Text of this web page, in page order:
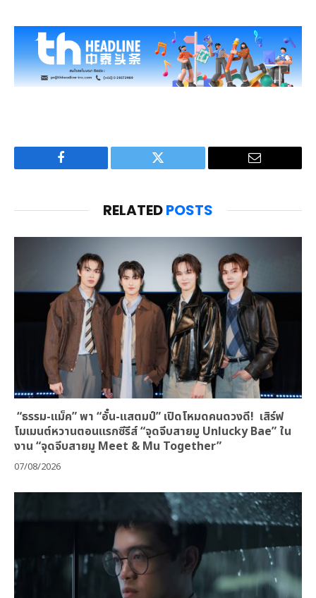
Facebook Twitter Email
RELATEDPOSTS
“ธรรม-แม็ค” พา “อั๋น-แสตมป์” เปิดโหมดคนดวงดี! เสิร์ฟ
โมเมนต์หวานตอนแรกซีรีส์ “จุดจีบสายมู Unlucky Bae” ใน
งาน “จุดจีบสายมู Meet & Mu Together”
07/08/2026